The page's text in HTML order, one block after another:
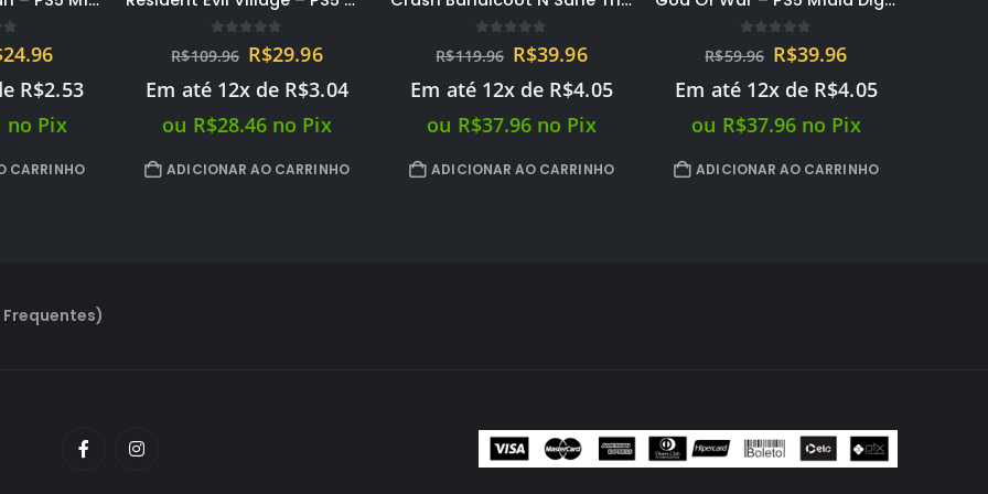
5
29.96
atual
R$29.96.
R$3.04
no Pix
CARRINHO
out of 5
R$119.96 O
original
era:
R$119.96.
R$39.96O
atual
R$39.96.
Em até 12x de R$4.05
ou R$37.96 no Pix
ADICIONAR AO CARRINHO
out of 5
R$59.96 O
original
era:
R$59.96.
R$39.96O
atual
é:
R$39.96.
Em até 12x de R$4.05
ou R$37.96 no Pix
ADICIONAR AO CARRINHO
out of 5
R$ 0.00
LER MAIS